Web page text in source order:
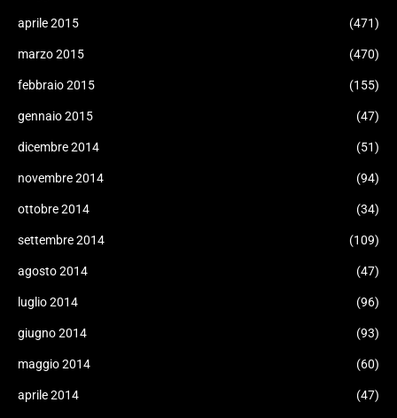
aprile 2015 (471)
marzo 2015 (470)
febbraio 2015 (155)
gennaio 2015 (47)
dicembre 2014 (51)
novembre 2014 (94)
ottobre 2014 (34)
settembre 2014 (109)
agosto 2014 (47)
luglio 2014 (96)
giugno 2014 (93)
maggio 2014 (60)
aprile 2014 (47)